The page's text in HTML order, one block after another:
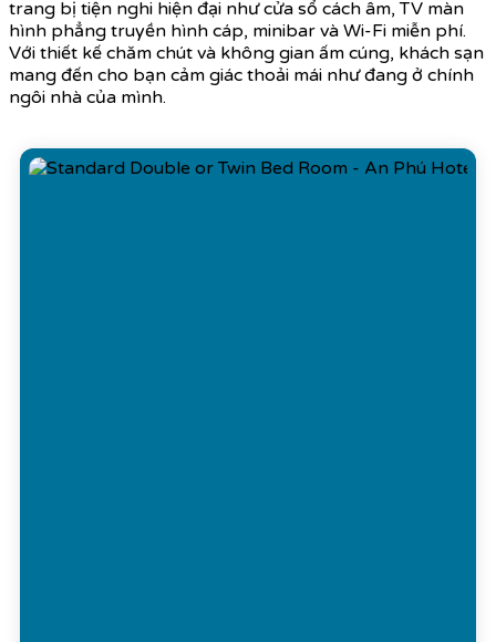
trang bị tiện nghi hiện đại như cửa sổ cách âm, TV màn
hình phẳng truyền hình cáp, minibar và Wi-Fi miễn phí.
Với thiết kế chăm chút và không gian ấm cúng, khách sạn
mang đến cho bạn cảm giác thoải mái như đang ở chính
ngôi nhà của mình.